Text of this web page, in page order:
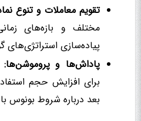
تقویم معاملات و تنوع
مختلف و بازه‌های
پیاده‌سازی استراتژی‌های
پاداش‌ها و پروموشن‌ها:
برای افزایش حجم
بعد درباره شروط بونوس